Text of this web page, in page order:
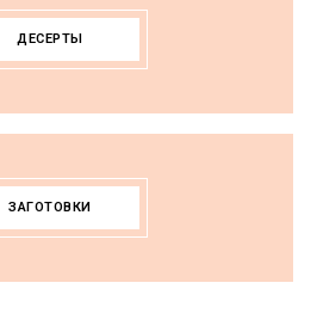
ДЕСЕРТЫ
ЗАГОТОВКИ